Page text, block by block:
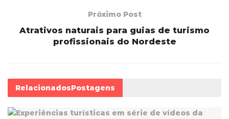
Próximo Post
Atrativos naturais para guias de turismo
profissionais do Nordeste
RelacionadosPostagens